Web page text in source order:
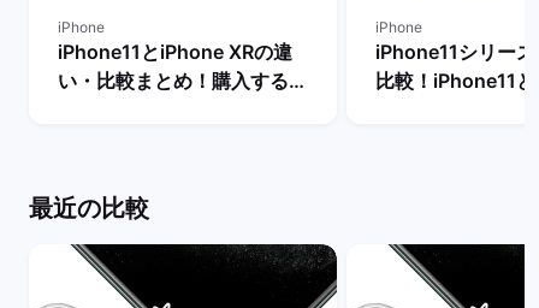
iPhone
iPhone11とiPhone XRの違
い・比較まとめ！購入するな
iPhone
iPhone11シリー
比較！iPhone11
最近の比較